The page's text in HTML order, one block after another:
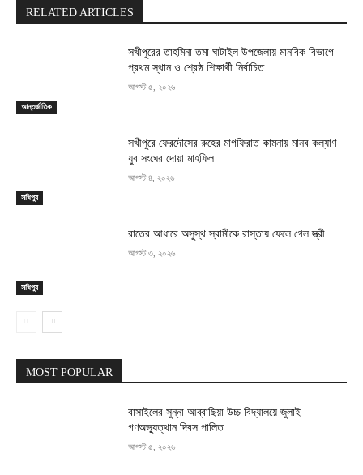
RELATED ARTICLES
আন্তর্জাতিক
সখীপুরের তাহমিনা তমা ঘাটাইল উপজেলায় মানবিক বিভাগে
প্রথম স্থান ও শ্রেষ্ঠ শিক্ষার্থী নির্বাচিত
আগস্ট ৫, ২০২৬
সখিপুর
সখীপুরে ফেরদৌসের রুহের মাগফিরাত কামনায় মানব কল্যাণ
যুব সংঘের দোয়া মাহফিল
আগস্ট ৪, ২০২৬
সখিপুর
রাতের আধারে অসুস্থ স্বামীকে রাস্তায় ফেলে গেল স্ত্রী
আগস্ট ৩, ২০২৬
MOST POPULAR
বাসাইলের সুন্না আব্বাছিয়া উচ্চ বিদ্যালয়ে জুলাই
গণঅভ্যুত্থান দিবস পালিত
আগস্ট ৫, ২০২৬